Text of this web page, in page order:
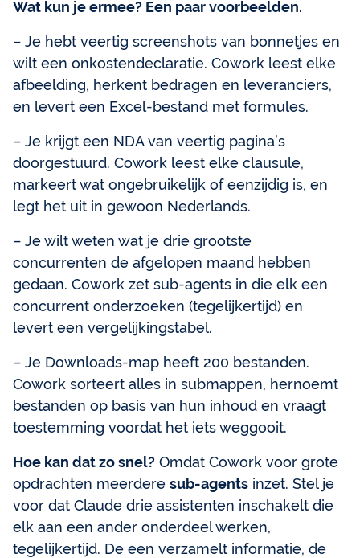
Wat kun je ermee? Een paar voorbeelden.
– Je hebt veertig screenshots van bonnetjes en
wilt een onkostendeclaratie. Cowork leest elke
afbeelding, herkent bedragen en leveranciers,
en levert een Excel-bestand met formules.
– Je krijgt een NDA van veertig pagina’s
doorgestuurd. Cowork leest elke clausule,
markeert wat ongebruikelijk of eenzijdig is, en
legt het uit in gewoon Nederlands.
– Je wilt weten wat je drie grootste
concurrenten de afgelopen maand hebben
gedaan. Cowork zet sub-agents in die elk een
concurrent onderzoeken (tegelijkertijd) en
levert een vergelijkingstabel.
– Je Downloads-map heeft 200 bestanden.
Cowork sorteert alles in submappen, hernoemt
bestanden op basis van hun inhoud en vraagt
toestemming voordat het iets weggooit.
Hoe kan dat zo snel? Omdat Cowork voor grote
opdrachten meerdere sub-agents inzet. Stel je
voor dat Claude drie assistenten inschakelt die
elk aan een ander onderdeel werken,
tegelijkertijd. De een verzamelt informatie, de